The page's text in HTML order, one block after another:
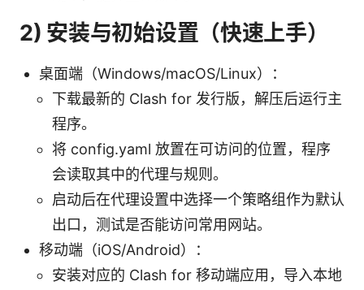
2) 安装与初始设置（快速上手）
桌面端（Windows/macOS/Linux）：
下载最新的 Clash for 发行版，解压后运行主
程序。
将 config.yaml 放置在可访问的位置，程序
会读取其中的代理与规则。
启动后在代理设置中选择一个策略组作为默认
出口，测试是否能访问常用网站。
移动端（iOS/Android）：
安装对应的 Clash for 移动端应用，导入本地